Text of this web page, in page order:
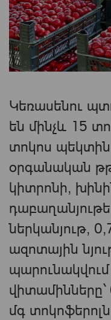
Կեռասենու
են մինչև 15
տոկոս
օրգանական
կիտրոնի,
ներկանյութ,
ազոտային
մգ